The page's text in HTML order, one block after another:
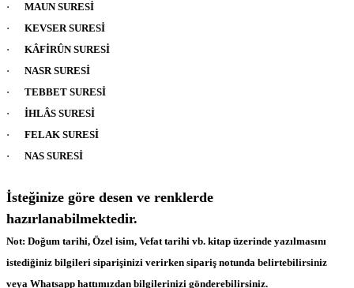
·
MAUN SURESİ
·
KEVSER SURESİ
·
KÂFİRÛN SURESİ
·
NASR SURESİ
·
TEBBET SURESİ
·
İHLÂS SURESİ
·
FELAK SURESİ
·
NAS SURESİ
İsteğinize göre desen ve renklerde
hazırlanabilmektedir.
Not: Doğum tarihi, Özel isim, Vefat tarihi vb. kitap üzerinde yazılmasını
istediğiniz bilgileri siparişinizi verirken sipariş notunda belirtebilirsiniz
veya Whatsapp hattımızdan bilgilerinizi gönderebilirsiniz.